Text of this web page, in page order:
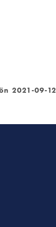
2021-09-12